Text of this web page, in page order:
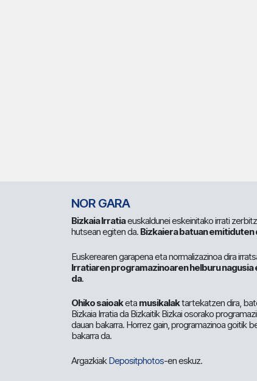
NOR GARA
Bizkaia Irratiaeuskaldunei eskeinitako irrati
hutsean egiten da. Bizkaiera batuan emitiduten
Euskerearen garapena eta normalizazinoa dira
Irratiaren programazinoaren helburu
da.
Ohiko saioaketa musikalaktartekatzen dira,
Bizkaia Irratia da Bizkaitik Bizkai osorako
dauan bakarra. Horrez gain, programazinoa goitik
bakarra da.
ArgazkiakDepositphotos-en eskuz.